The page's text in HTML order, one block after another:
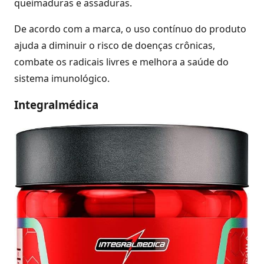
queimaduras e assaduras.
De acordo com a marca, o uso contínuo do produto
ajuda a diminuir o risco de doenças crônicas,
combate os radicais livres e melhora a saúde do
sistema imunológico.
Integralmédica